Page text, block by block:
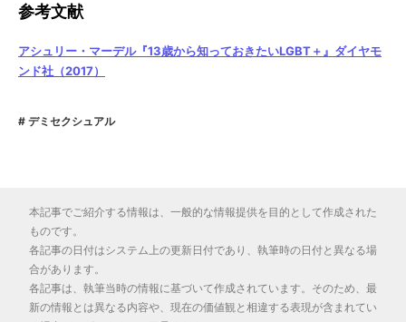
参考文献
アシュリー・マーデル『13歳から知っておきたいLGBT＋』ダイヤモ
ンド社（2017）
デミセクシュアル
本記事でご紹介する情報は、一般的な情報提供を目的として作成された
ものです。
各記事の日付はシステム上の更新日付であり、執筆時の日付と異なる場
合があります。
各記事は、執筆当時の情報に基づいて作成されています。そのため、最
新の情報とは異なる内容や、現在の価値観と相違する表現が含まれてい